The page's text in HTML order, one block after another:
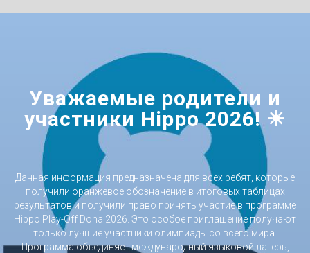
Уважаемые родители и
участники Hippo 2026! ☀
Данная информация предназначена для всех ребят, которые
получили оранжевое обозначение в итоговых таблицах
результатов и получили право принять участие в программе
Hippo Play-Off Doha 2026. Это особое приглашение получают
только лучшие участники олимпиады со всего мира.
Программа объединяет международный языковой лагерь,